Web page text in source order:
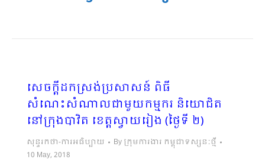
សេចក្តីដកស្រង់ប្រសាសន៍ ពិធី
សំណេះសំណាលជាមួយកម្មករ និយោជិត
នៅក្រុងបាវិត ខេត្តស្វាយរៀង (ថ្ងៃទី ២)
សុន្ទរកថា-ការអធិប្បាយ By ក្រុមការងារ កម្ពុជាទស្សនៈថ្មី
10 May, 2018